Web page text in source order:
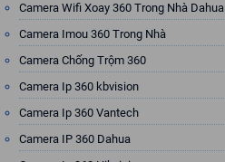
Camera Wifi Xoay 360 Trong Nhà Dahua
Camera Imou 360 Trong Nhà
Camera Chống Trộm 360
Camera Ip 360 kbvision
Camera Ip 360 Vantech
Camera IP 360 Dahua